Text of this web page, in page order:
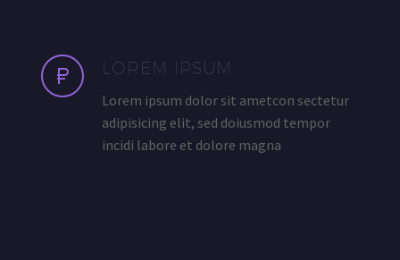
LOREM IPSUM
Lorem ipsum dolor sit ametcon sectetur
adipisicing elit, sed doiusmod tempor
incidi labore et dolore magna